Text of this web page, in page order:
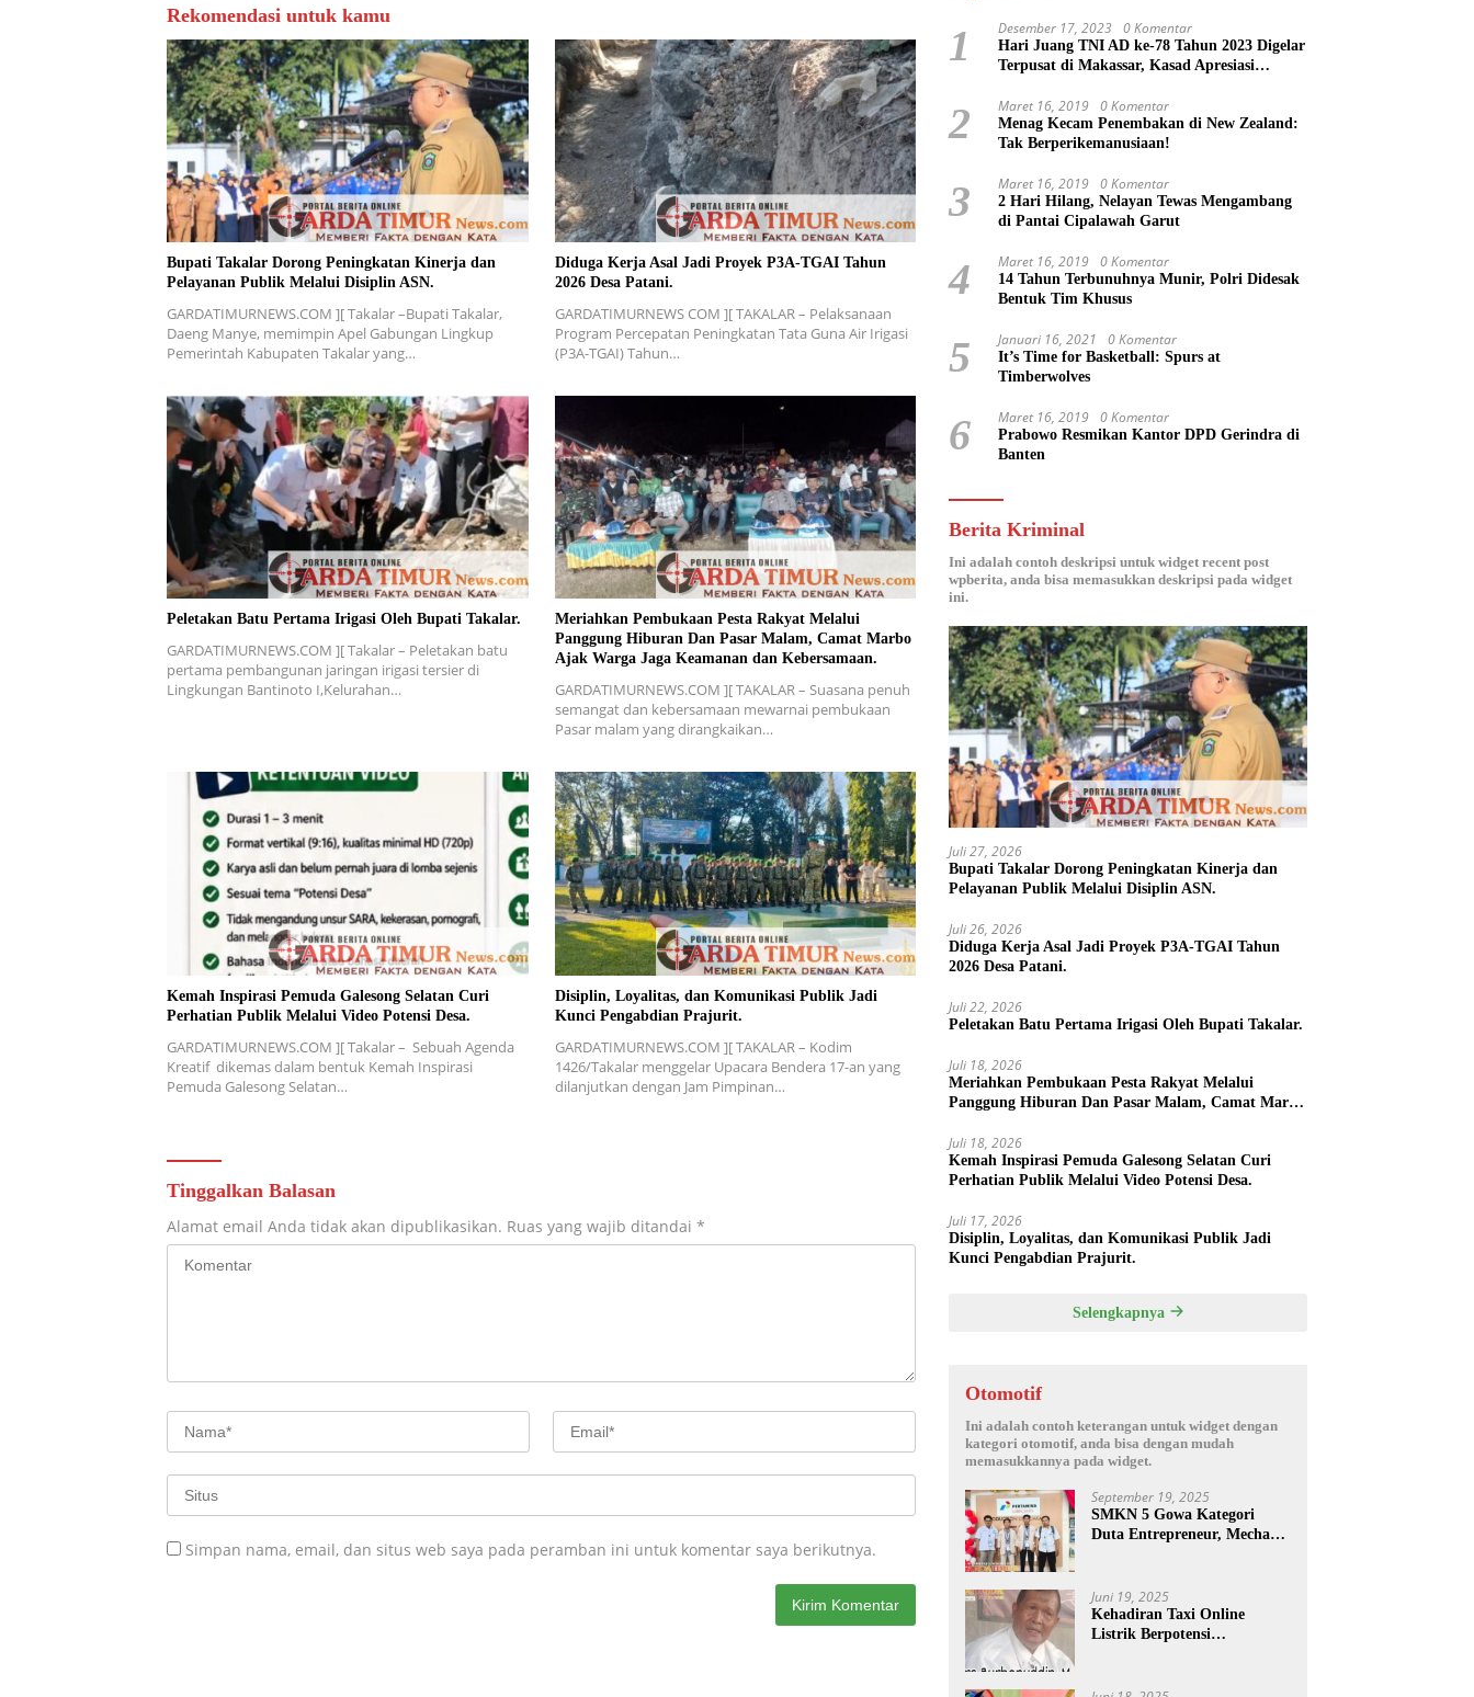
Rekomendasi untuk kamu
Bupati Takalar Dorong Peningkatan Kinerja dan
Pelayanan Publik Melalui Disiplin ASN.
GARDATIMURNEWS.COM ][ Takalar –Bupati Takalar,
Daeng Manye, memimpin Apel Gabungan Lingkup
Pemerintah Kabupaten Takalar yang…
Diduga Kerja Asal Jadi Proyek P3A-TGAI Tahun
2026 Desa Patani.
GARDATIMURNEWS COM ][ TAKALAR – Pelaksanaan
Program Percepatan Peningkatan Tata Guna Air Irigasi
(P3A-TGAI) Tahun…
Peletakan Batu Pertama Irigasi Oleh Bupati Takalar.
GARDATIMURNEWS.COM ][ Takalar – Peletakan batu
pertama pembangunan jaringan irigasi tersier di
Lingkungan Bantinoto I,Kelurahan…
Meriahkan Pembukaan Pesta Rakyat Melalui
Panggung Hiburan Dan Pasar Malam, Camat Marbo
Ajak Warga Jaga Keamanan dan Kebersamaan.
GARDATIMURNEWS.COM ][ TAKALAR – Suasana penuh
semangat dan kebersamaan mewarnai pembukaan
Pasar malam yang dirangkaikan…
Kemah Inspirasi Pemuda Galesong Selatan Curi
Perhatian Publik Melalui Video Potensi Desa.
GARDATIMURNEWS.COM ][ Takalar – Sebuah Agenda
Kreatif dikemas dalam bentuk Kemah Inspirasi
Pemuda Galesong Selatan…
Disiplin, Loyalitas, dan Komunikasi Publik Jadi
Kunci Pengabdian Prajurit.
GARDATIMURNEWS.COM ][ TAKALAR – Kodim
1426/Takalar menggelar Upacara Bendera 17-an yang
dilanjutkan dengan Jam Pimpinan…
Tinggalkan Balasan
Alamat email Anda tidak akan dipublikasikan. Ruas yang wajib ditandai *
Simpan nama, email, dan situs web saya pada peramban ini untuk komentar saya berikutnya.
1 Desember 17, 2023 0 Komentar
Hari Juang TNI AD ke-78 Tahun 2023 Digelar
Terpusat di Makassar, Kasad Apresiasi
2 Maret 16, 2019 0 Komentar
Menag Kecam Penembakan di New Zealand:
Tak Berperikemanusiaan!
3 Maret 16, 2019 0 Komentar
2 Hari Hilang, Nelayan Tewas Mengambang
di Pantai Cipalawah Garut
4 Maret 16, 2019 0 Komentar
14 Tahun Terbunuhnya Munir, Polri Didesak
Bentuk Tim Khusus
5 Januari 16, 2021 0 Komentar
It’s Time for Basketball: Spurs at
Timberwolves
6 Maret 16, 2019 0 Komentar
Prabowo Resmikan Kantor DPD Gerindra di
Banten
Berita Kriminal
Ini adalah contoh deskripsi untuk widget recent post
wpberita, anda bisa memasukkan deskripsi pada widget
ini.
Juli 27, 2026
Bupati Takalar Dorong Peningkatan Kinerja dan
Pelayanan Publik Melalui Disiplin ASN.
Juli 26, 2026
Diduga Kerja Asal Jadi Proyek P3A-TGAI Tahun
2026 Desa Patani.
Juli 22, 2026
Peletakan Batu Pertama Irigasi Oleh Bupati Takalar.
Juli 18, 2026
Meriahkan Pembukaan Pesta Rakyat Melalui
Panggung Hiburan Dan Pasar Malam, Camat Marbo
Juli 18, 2026
Kemah Inspirasi Pemuda Galesong Selatan Curi
Perhatian Publik Melalui Video Potensi Desa.
Juli 17, 2026
Disiplin, Loyalitas, dan Komunikasi Publik Jadi
Kunci Pengabdian Prajurit.
Selengkapnya
Otomotif
Ini adalah contoh keterangan untuk widget dengan
kategori otomotif, anda bisa dengan mudah
memasukkannya pada widget.
September 19, 2025
SMKN 5 Gowa Kategori
Duta Entrepreneur, Mechanic
Nasional Ta- 2025
Juni 19, 2025
Kehadiran Taxi Online
Listrik Berpotensi